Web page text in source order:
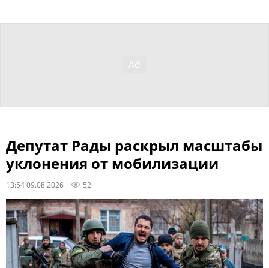
Депутат Рады раскрыл масштабы
уклонения от мобилизации
13:54 09.08.2026 52